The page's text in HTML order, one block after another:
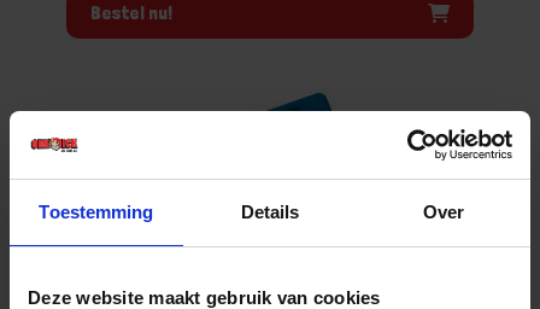
Toestemming Details Over
Deze website maakt gebruik van cookies
Bestel nu!